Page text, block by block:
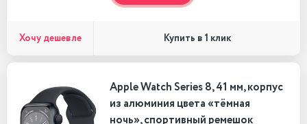
Хочу дешевле Купить в 1 клик
Apple Watch Series 8, 41 мм, корпус
из алюминия цвета «тёмная
ночь», спортивный ремешок